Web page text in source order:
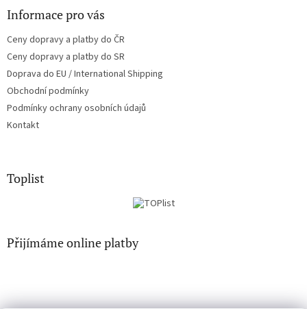
Informace pro vás
Ceny dopravy a platby do ČR
Ceny dopravy a platby do SR
Doprava do EU / International Shipping
Obchodní podmínky
Podmínky ochrany osobních údajů
Kontakt
Toplist
Přijímáme online platby